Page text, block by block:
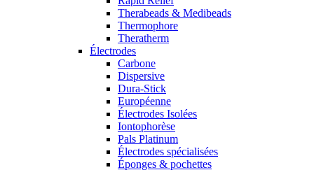
Therabeads & Medibeads
Thermophore
Theratherm
Électrodes
Carbone
Dispersive
Dura-Stick
Européenne
Électrodes Isolées
Iontophorèse
Pals Platinum
Électrodes spécialisées
Éponges & pochettes